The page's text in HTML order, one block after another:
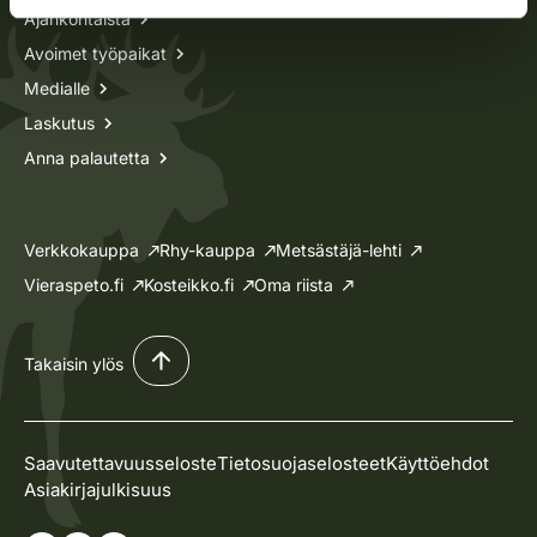
Ajankohtaista
Avoimet työpaikat
Medialle
Laskutus
Anna palautetta
Verkkokauppa Rhy-kauppa
Metsästäjä-lehti
Vieraspeto.fi
Kosteikko.fi Oma riista
Takaisin ylös
SaavutettavuusselosteTietosuojaselosteetKäyttöehdot
Asiakirjajulkisuus